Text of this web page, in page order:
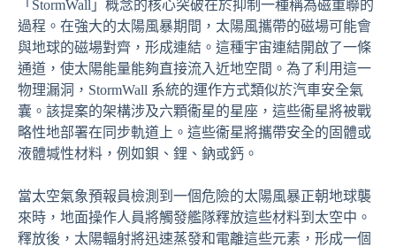
「StormWall」概念的核心突破在於抑制一種稱為磁重聯的
過程。在強大的太陽風暴期間，太陽風攜帶的磁場可能會
與地球的磁場對齊，形成連結。這種宇宙連結開啟了一條
通道，使太陽能量能夠直接流入近地空間。為了利用這一
物理漏洞，StormWall 系統的運作方式類似於汽車安全氣
囊。該提案的架構涉及六顆衞星的星座，這些衞星將被戰
略性地部署在同步軌道上。這些衞星將攜帶安全的固體或
液體堿性材料，例如鋇、鋰、鈉或鈣。
當太空氣象預報員檢測到一個危險的太陽風暴正朝地球襲
來時，地面操作人員將觸發艦隊釋放這些材料到太空中。
釋放後，太陽輻射將迅速蒸發和電離這些元素，形成一個